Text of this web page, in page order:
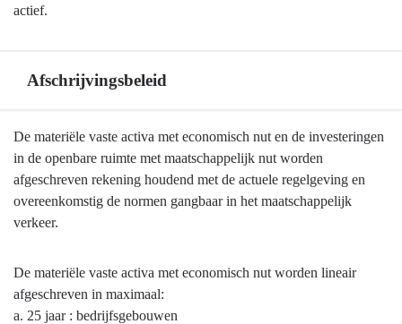
actief.
Afschrijvingsbeleid
Terug
naar
navigatie
Algemene
voor
begroting
De materiële vaste activa met economisch nut en de investeringen
in de openbare ruimte met maatschappelijk nut worden
afgeschreven rekening houdend met de actuele regelgeving en
overeenkomstig de normen gangbaar in het maatschappelijk
verkeer.
De materiële vaste activa met economisch nut worden lineair
afgeschreven in maximaal:
a. 25 jaar : bedrijfsgebouwen